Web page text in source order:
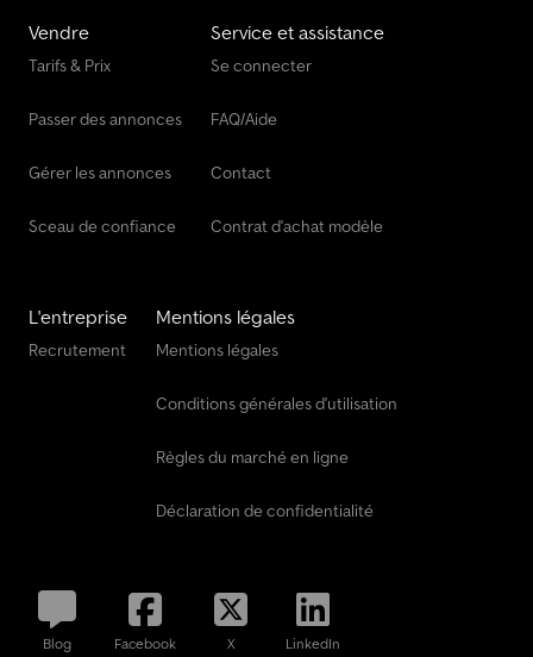
Vendre
Tarifs & Prix
Passer des annonces
Gérer les annonces
Sceau de confiance
Service et assistance
Se connecter
FAQ/Aide
Contact
Contrat d'achat modèle
L'entreprise
Recrutement
Mentions légales
Mentions légales
Conditions générales d'utilisation
Règles du marché en ligne
Déclaration de confidentialité
Blog Facebook X LinkedIn